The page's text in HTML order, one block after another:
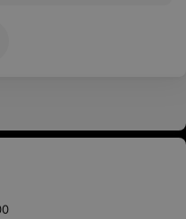
и он мне
тут же у кассы все
помощь, это не
что сама я